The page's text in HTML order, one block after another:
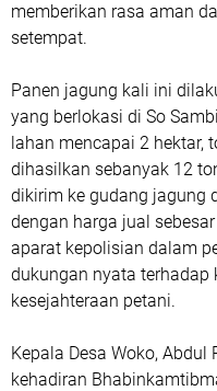
memberikan rasa aman
setempat.
Panen jagung kali ini
yang berlokasi di So
lahan mencapai 2 hektar,
dihasilkan sebanyak 12
dikirim ke gudang jagung
dengan harga jual
aparat kepolisian dalam
dukungan nyata terhadap
kesejahteraan petani.
Kepala Desa Woko, Abdul
kehadiran